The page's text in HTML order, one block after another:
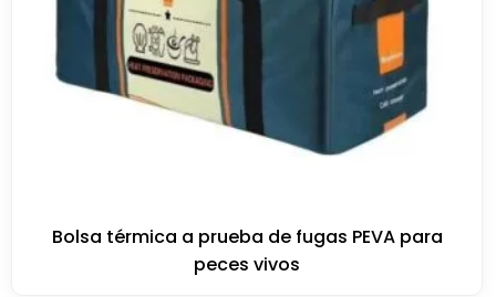
Bolsa térmica a prueba de fugas PEVA para
peces vivos